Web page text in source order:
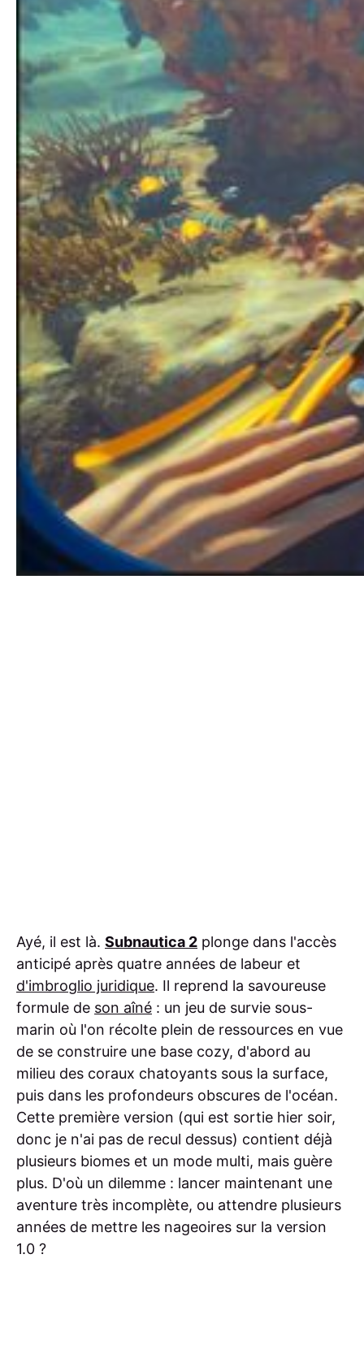
Ayé, il est là. Subnautica 2 plonge dans l'accès
anticipé après quatre années de labeur et
d'imbroglio juridique. Il reprend la savoureuse
formule de son aîné : un jeu de survie sous-
marin où l'on récolte plein de ressources en vue
de se construire une base cozy, d'abord au
milieu des coraux chatoyants sous la surface,
puis dans les profondeurs obscures de l'océan.
Cette première version (qui est sortie hier soir,
donc je n'ai pas de recul dessus) contient déjà
plusieurs biomes et un mode multi, mais guère
plus. D'où un dilemme : lancer maintenant une
aventure très incomplète, ou attendre plusieurs
années de mettre les nageoires sur la version
1.0 ?